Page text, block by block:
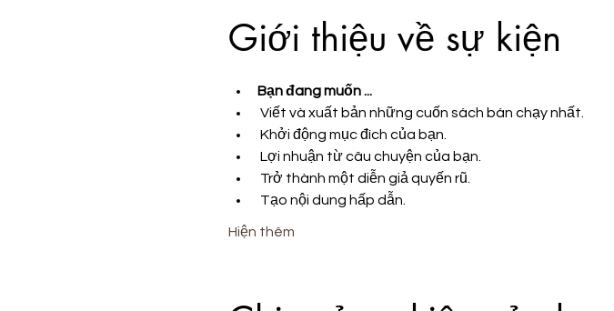
Giới thiệu về sự kiện
Bạn đang muốn ...
Viết và xuất bản những cuốn sách bán chạy nhất.
Khởi động mục đích của bạn.
Lợi nhuận từ câu chuyện của bạn.
Trở thành một diễn giả quyến rũ.
Tạo nội dung hấp dẫn.
Hiện thêm